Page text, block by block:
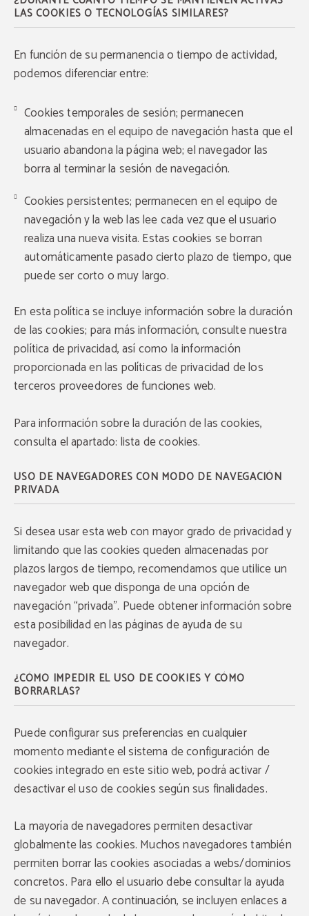
LAS COOKIES O TECNOLOGÍAS SIMILARES?
En función de su permanencia o tiempo de actividad,
podemos diferenciar entre:
Cookies temporales de sesión; permanecen
almacenadas en el equipo de navegación hasta que el
usuario abandona la página web; el navegador las
borra al terminar la sesión de navegación.
Cookies persistentes; permanecen en el equipo de
navegación y la web las lee cada vez que el usuario
realiza una nueva visita. Estas cookies se borran
automáticamente pasado cierto plazo de tiempo, que
puede ser corto o muy largo.
En esta política se incluye información sobre la duración
de las cookies; para más información, consulte nuestra
política de privacidad, así como la información
proporcionada en las políticas de privacidad de los
terceros proveedores de funciones web.
Para información sobre la duración de las cookies,
consulta el apartado: lista de cookies.
USO DE NAVEGADORES CON MODO DE NAVEGACIÓN
PRIVADA
Si desea usar esta web con mayor grado de privacidad y
limitando que las cookies queden almacenadas por
plazos largos de tiempo, recomendamos que utilice un
navegador web que disponga de una opción de
navegación “privada”. Puede obtener información sobre
esta posibilidad en las páginas de ayuda de su
navegador.
¿CÓMO IMPEDIR EL USO DE COOKIES Y CÓMO
BORRARLAS?
Puede configurar sus preferencias en cualquier
momento mediante el sistema de configuración de
cookies integrado en este sitio web, podrá activar /
desactivar el uso de cookies según sus finalidades.
La mayoría de navegadores permiten desactivar
globalmente las cookies. Muchos navegadores también
permiten borrar las cookies asociadas a webs/dominios
concretos. Para ello el usuario debe consultar la ayuda
de su navegador. A continuación, se incluyen enlaces a